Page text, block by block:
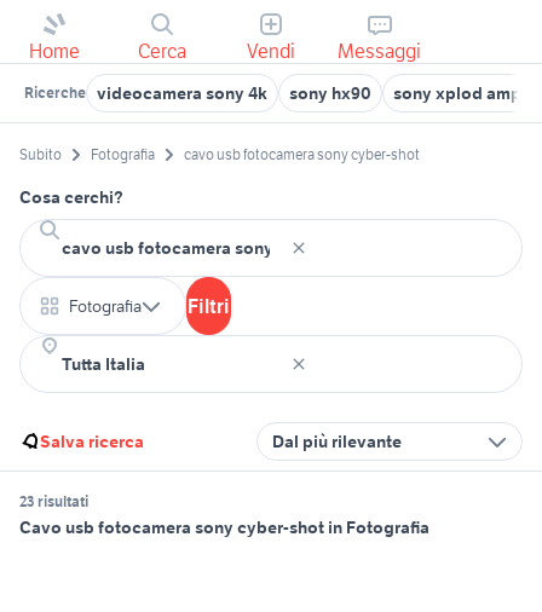
Home Cerca Vendi Messaggi
Ricerche videocamera sony 4k sony hx90 sony xplod
Subito Fotografia cavo usb fotocamera sony cyber-shot
Cosa cerchi?
Fotografia Filtri
Salva ricerca Dal più rilevante
23 risultati
Cavo usb fotocamera sony cyber-shot in Fotografia